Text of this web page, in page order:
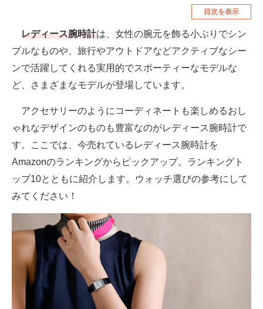
腕時計 車・バイク
釣り具・釣り用品 食品・飲料・お酒
食器・グラス・カトラリー
メディア
注目記事を集めた総合ページ
ITの今と未来を見通す
スマホと通信の最新トレンド
進化するPCとデバイスの未来
好きが集まる 比べて選べる
ビジネスと働き方のヒント
AI活用のいまが分かる
企業ITのトレンドを詳説
目次を表示
レディース腕時計は、女性の腕元を飾る小ぶりでシン
プルなものや、旅行やアウトドアなどアクティブなシー
ンで活躍してくれる実用的でスポーティーなモデルな
ど、さまざまなモデルが登場しています。
アクセサリーのようにコーディネートも楽しめるおし
ゃれなデザインのものも豊富なのがレディース腕時計で
す。ここでは、今売れているレディース腕時計を
Amazonのランキングからピックアップ。ランキングト
ップ10とともに紹介します。ウォッチ選びの参考にして
みてください！